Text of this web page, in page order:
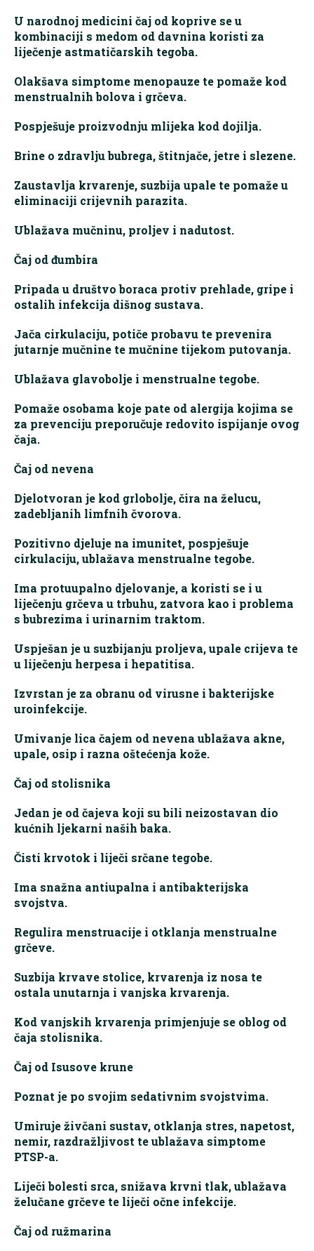
U narodnoj medicini čaj od koprive se u
kombinaciji s medom od davnina koristi za
liječenje astmatičarskih tegoba.
Olakšava simptome menopauze te pomaže kod
menstrualnih bolova i grčeva.
Pospješuje proizvodnju mlijeka kod dojilja.
Brine o zdravlju bubrega, štitnjače, jetre i slezene.
Zaustavlja krvarenje, suzbija upale te pomaže u
eliminaciji crijevnih parazita.
Ublažava mučninu, proljev i nadutost.
Čaj od đumbira
Pripada u društvo boraca protiv prehlade, gripe i
ostalih infekcija dišnog sustava.
Jača cirkulaciju, potiče probavu te prevenira
jutarnje mučnine te mučnine tijekom putovanja.
Ublažava glavobolje i menstrualne tegobe.
Pomaže osobama koje pate od alergija kojima se
za prevenciju preporučuje redovito ispijanje ovog
čaja.
Čaj od nevena
Djelotvoran je kod grlobolje, čira na želucu,
zadebljanih limfnih čvorova.
Pozitivno djeluje na imunitet, pospješuje
cirkulaciju, ublažava menstrualne tegobe.
Ima protuupalno djelovanje, a koristi se i u
liječenju grčeva u trbuhu, zatvora kao i problema
s bubrezima i urinarnim traktom.
Uspješan je u suzbijanju proljeva, upale crijeva te
u liječenju herpesa i hepatitisa.
Izvrstan je za obranu od virusne i bakterijske
uroinfekcije.
Umivanje lica čajem od nevena ublažava akne,
upale, osip i razna oštećenja kože.
Čaj od stolisnika
Jedan je od čajeva koji su bili neizostavan dio
kućnih ljekarni naših baka.
Čisti krvotok i liječi srčane tegobe.
Ima snažna antiupalna i antibakterijska
svojstva.
Regulira menstruacije i otklanja menstrualne
grčeve.
Suzbija krvave stolice, krvarenja iz nosa te
ostala unutarnja i vanjska krvarenja.
Kod vanjskih krvarenja primjenjuje se oblog od
čaja stolisnika.
Čaj od Isusove krune
Poznat je po svojim sedativnim svojstvima.
Umiruje živčani sustav, otklanja stres, napetost,
nemir, razdražljivost te ublažava simptome
PTSP-a.
Liječi bolesti srca, snižava krvni tlak, ublažava
želučane grčeve te liječi očne infekcije.
Čaj od ružmarina